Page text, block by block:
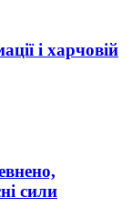
і харчовій
сили